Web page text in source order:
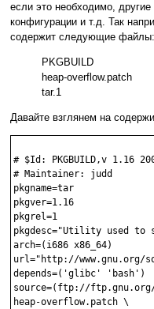
если это необходимо,
конфигурации и т.д. Так
содержит следующие файлы:
PKGBUILD
heap-overflow.patch
tar.1
Давайте взглянем на
# $Id: PKGBUILD,v 1.16
# Maintainer: judd
pkgname=tar
pkgver=1.16
pkgrel=1
pkgdesc="Utility used to
arch=(i686 x86_64)
url="http://www.gnu.org/
depends=('glibc' 'bash')
source=(ftp://ftp.gnu.org/
heap-overflow.patch \